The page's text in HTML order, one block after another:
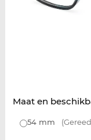
Maat en
54 mm